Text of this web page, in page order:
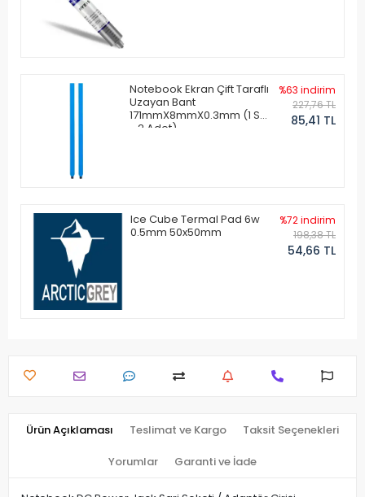
Notebook Ekran Çift Taraflı
Uzayan Bant
171mmX8mmX0.3mm (1 Set
- 2 Adet)
%63 indirim
227,76 TL
85,41 TL
Ice Cube Termal Pad 6w
0.5mm 50x50mm
%72 indirim
198,38 TL
54,66 TL
Ürün Açıklaması Teslimat ve Kargo Taksit Seçenekleri
Yorumlar Garanti ve İade